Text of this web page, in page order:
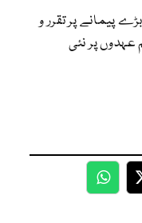
پیمانے پر تقرر و
عہدوں پر نئی